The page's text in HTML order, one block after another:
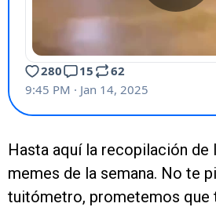
Hasta aquí la recopilación de
memes de la semana. No te
tuitómetro, prometemos que